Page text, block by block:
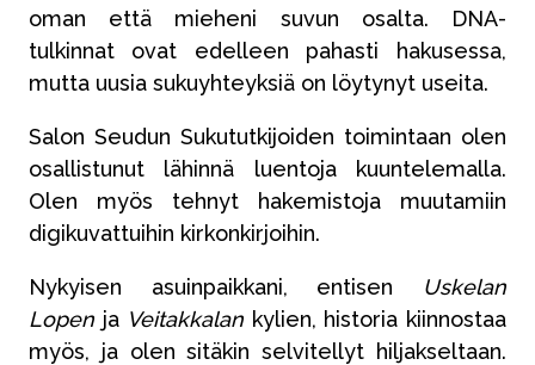
oman että mieheni suvun osalta. DNA-
tulkinnat ovat edelleen pahasti hakusessa,
mutta uusia sukuyhteyksiä on löytynyt useita.
Salon Seudun Sukututkijoiden toimintaan olen
osallistunut lähinnä luentoja kuuntelemalla.
Olen myös tehnyt hakemistoja muutamiin
digikuvattuihin kirkonkirjoihin.
Nykyisen asuinpaikkani, entisen Uskelan
Lopen ja Veitakkalan kylien, historia kiinnostaa
myös, ja olen sitäkin selvitellyt hiljakseltaan.